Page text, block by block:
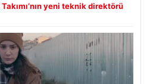
yeni teknik direktörü